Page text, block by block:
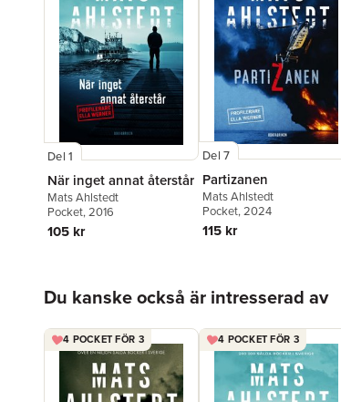
Del 1
När inget annat återstår
Mats Ahlstedt
Pocket, 2016
105 kr
Del 7
Partizanen
Mats Ahlstedt
Pocket, 2024
115 kr
Du kanske också är intresserad av
4 POCKET FÖR 3 4 POCKET FÖR 3